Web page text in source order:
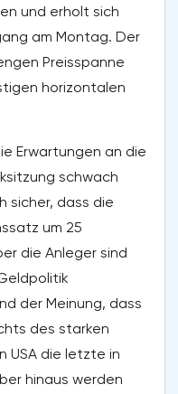
und erholt sich
am Montag. Der
Preisspanne
horizontalen
Erwartungen an die
schwach
sicher, dass die
um 25
die Anleger sind
der Meinung, dass
des starken
USA die letzte in
hinaus werden